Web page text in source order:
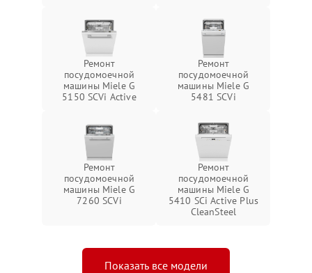
Ремонт
посудомоечной
машины Miele G
5150 SCVi Active
Ремонт
посудомоечной
машины Miele G
5481 SCVi
Ремонт
посудомоечной
машины Miele G
7260 SCVi
Ремонт
посудомоечной
машины Miele G
5410 SCi Active Plus
CleanSteel
Показать все модели